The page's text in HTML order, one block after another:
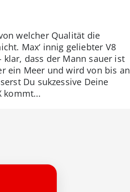
welcher Qualität die
Max‘ innig geliebter V8
dass der Mann sauer ist
ein Meer und wird von bis an
Du sukzessive Deine
kommt...